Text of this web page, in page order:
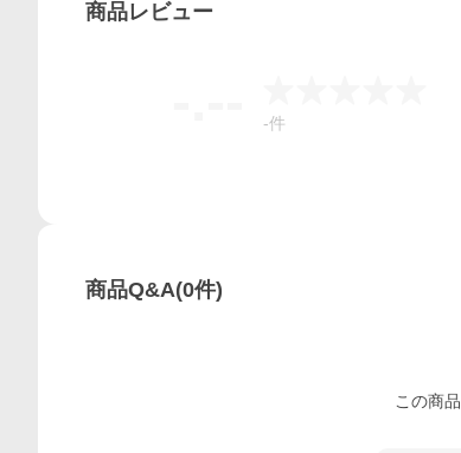
商品レビュー
-件
商品Q&A(0件)
この商品